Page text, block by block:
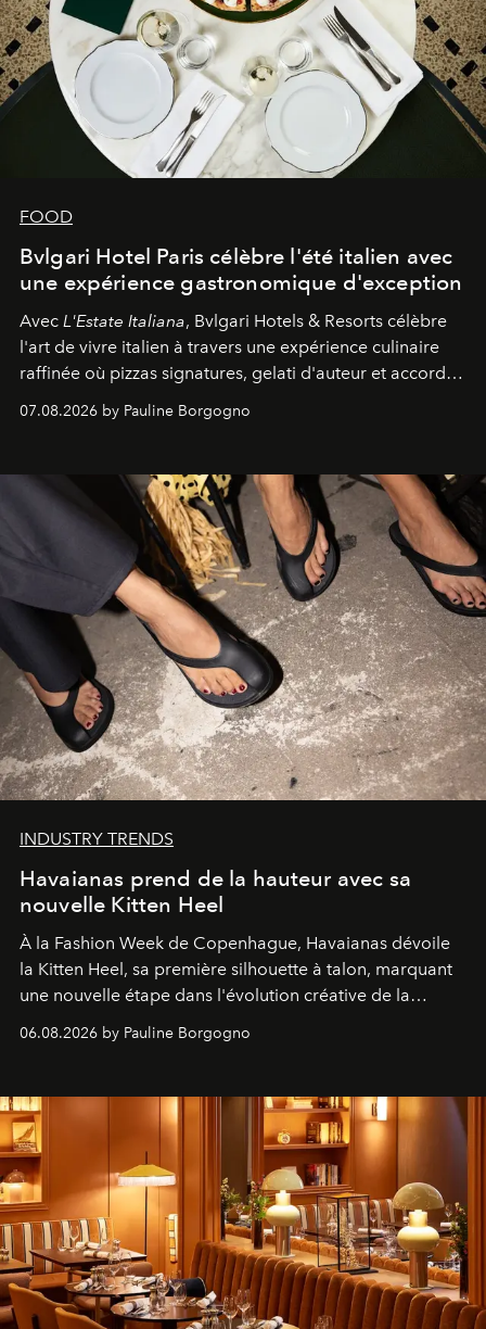
FOOD
Bvlgari Hotel Paris célèbre l'été italien avec
une expérience gastronomique d'exception
Avec L'Estate Italiana, Bvlgari Hotels & Resorts célèbre
l'art de vivre italien à travers une expérience culinaire
raffinée où pizzas signatures, gelati d'auteur et accords
d'exception composent un véritable voyage sensoriel.
07.08.2026 by Pauline Borgogno
INDUSTRY TRENDS
Havaianas prend de la hauteur avec sa
nouvelle Kitten Heel
À la Fashion Week de Copenhague, Havaianas dévoile
la Kitten Heel, sa première silhouette à talon, marquant
une nouvelle étape dans l'évolution créative de la
06.08.2026 by Pauline Borgogno